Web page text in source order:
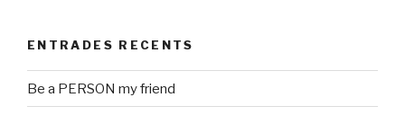
ENTRADES RECENTS
Be a PERSON my friend